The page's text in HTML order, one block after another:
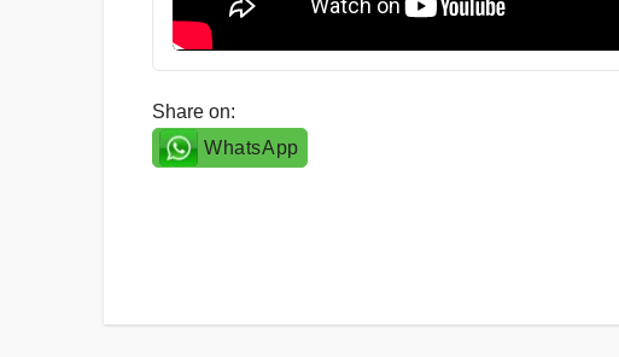
Share on:
WhatsApp